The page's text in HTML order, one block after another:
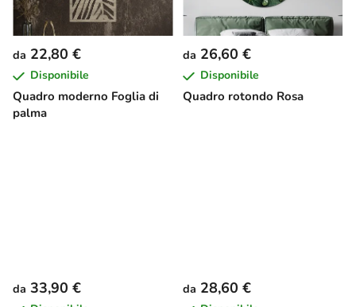
Quadro moderno Foglia di
palma
da 22,80 €
Disponibile
Quadro rotondo Rosa
da 26,60 €
Disponibile
da 33,90 € da 28,60 €